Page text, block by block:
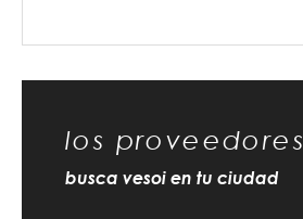
los proveedores
busca vesoi en tu ciudad